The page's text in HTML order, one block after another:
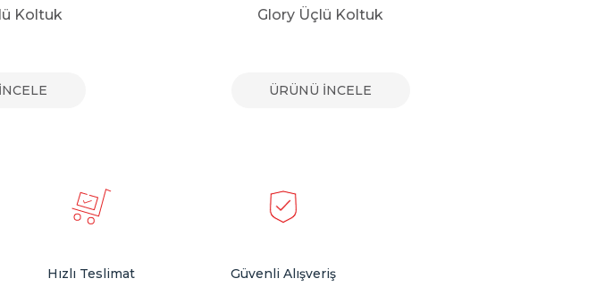
Koltuk Glory Üçlü Koltuk
ÜRÜNÜ İNCELE
Hızlı Teslimat Güvenli Alışveriş